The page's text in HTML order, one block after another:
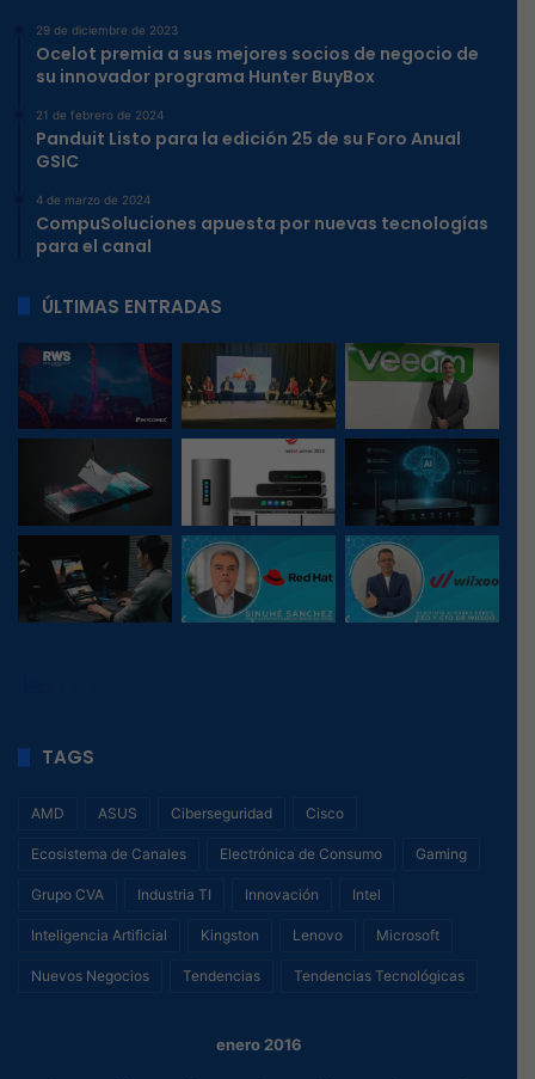
29 de diciembre de 2023
Ocelot premia a sus mejores socios de negocio de
su innovador programa Hunter BuyBox
21 de febrero de 2024
Panduit Listo para la edición 25 de su Foro Anual
GSIC
4 de marzo de 2024
CompuSoluciones apuesta por nuevas tecnologías
para el canal
ÚLTIMAS ENTRADAS
TAGS
AMD ASUS Ciberseguridad Cisco
Ecosistema de Canales Electrónica de Consumo Gaming
Grupo CVA Industria TI Innovación Intel
Inteligencia Artificial Kingston Lenovo Microsoft
Nuevos Negocios Tendencias Tendencias Tecnológicas
enero 2016